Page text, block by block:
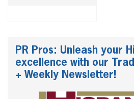
PR Pros: Unleash your
excellence with our
+ Weekly Newsletter!